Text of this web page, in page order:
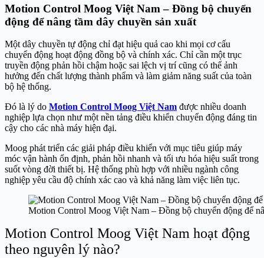
Motion Control Moog Việt Nam – Đồng bộ chuyển
động để nâng tầm dây chuyền sản xuất
Một dây chuyền tự động chỉ đạt hiệu quả cao khi mọi cơ cấu
chuyển động hoạt động đồng bộ và chính xác. Chỉ cần một trục
truyền động phản hồi chậm hoặc sai lệch vị trí cũng có thể ảnh
hưởng đến chất lượng thành phẩm và làm giảm năng suất của toàn
bộ hệ thống.
Đó là lý do Motion Control Moog Việt Nam được nhiều doanh
nghiệp lựa chọn như một nền tảng điều khiển chuyển động đáng tin
cậy cho các nhà máy hiện đại.
Moog phát triển các giải pháp điều khiển với mục tiêu giúp máy
móc vận hành ổn định, phản hồi nhanh và tối ưu hóa hiệu suất trong
suốt vòng đời thiết bị. Hệ thống phù hợp với nhiều ngành công
nghiệp yêu cầu độ chính xác cao và khả năng làm việc liên tục.
Motion Control Moog Việt Nam – Đồng bộ chuyển động để
Motion Control Moog Việt Nam hoạt động
theo nguyên lý nào?